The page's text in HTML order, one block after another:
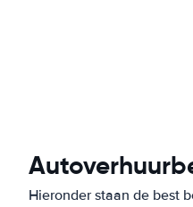
Hieronder staan de best